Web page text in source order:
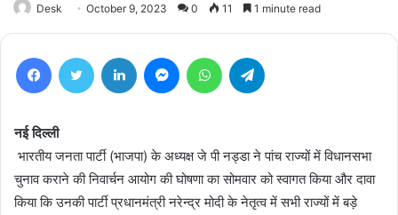
Desk October 9, 2023 0 11 1 minute read
FacebookTwitter LinkedIn MessengerWhatsApp
नई दिल्ली
भारतीय जनता पार्टी (भाजपा) के अध्यक्ष जे पी नड्डा ने पांच राज्यों में विधानसभा
चुनाव कराने की निवार्चन आयोग की घोषणा का सोमवार को स्वागत किया और दावा
किया कि उनकी पार्टी प्रधानमंत्री नरेन्द्र मोदी के नेतृत्व में सभी राज्यों में बड़े